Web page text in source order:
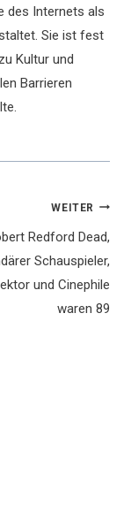
des Internets als
Sie ist fest
Kultur und
Barrieren
WEITER
Redford Dead,
Schauspieler,
und Cinephile
waren 89